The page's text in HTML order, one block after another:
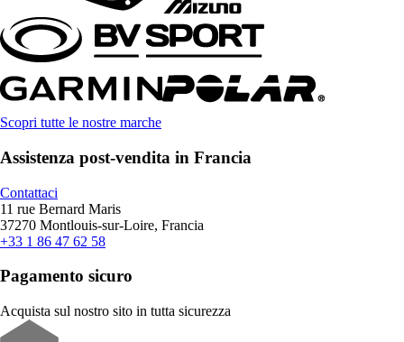
Scopri tutte le nostre marche
Assistenza post-vendita in Francia
Contattaci
11 rue Bernard Maris
37270 Montlouis-sur-Loire, Francia
+33 1 86 47 62 58
Pagamento sicuro
Acquista sul nostro sito in tutta sicurezza